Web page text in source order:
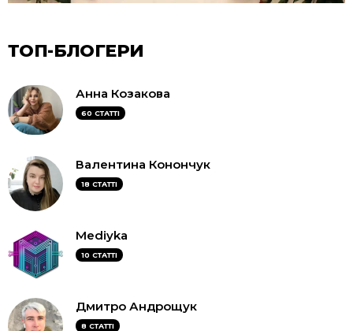
ТОП-БЛОГЕРИ
Анна Козакова
60 СТАТТІ
Валентина Конончук
18 СТАТТІ
Mediyka
10 СТАТТІ
Дмитро Андрощук
8 СТАТТІ